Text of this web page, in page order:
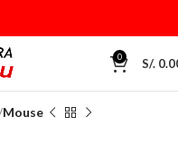
0 S/.
Mouse